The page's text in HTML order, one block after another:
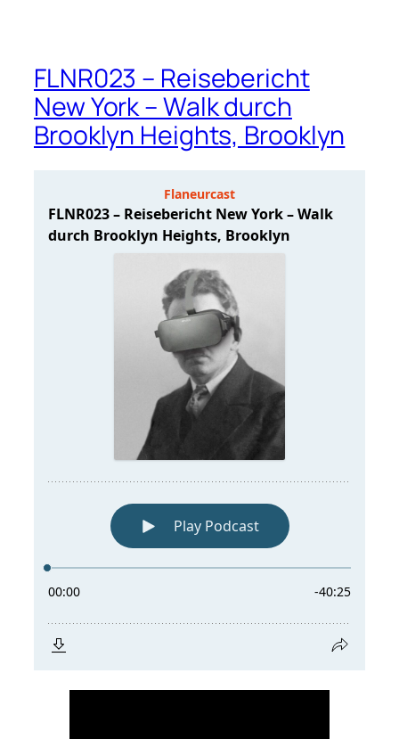
FLNR023 – Reisebericht
New York – Walk durch
Brooklyn Heights, Brooklyn